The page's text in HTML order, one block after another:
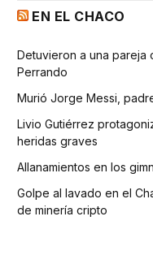
EN EL CHACO
Detuvieron a una pareja
Perrando
Murió Jorge Messi,
Livio Gutiérrez
heridas graves
Allanamientos en los
Golpe al lavado en el
de minería cripto